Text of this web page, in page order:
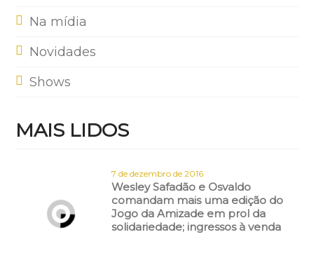
Na mídia
Novidades
Shows
MAIS LIDOS
7 de dezembro de 2016
Wesley Safadão e Osvaldo
comandam mais uma edição do
Jogo da Amizade em prol da
solidariedade; ingressos à venda